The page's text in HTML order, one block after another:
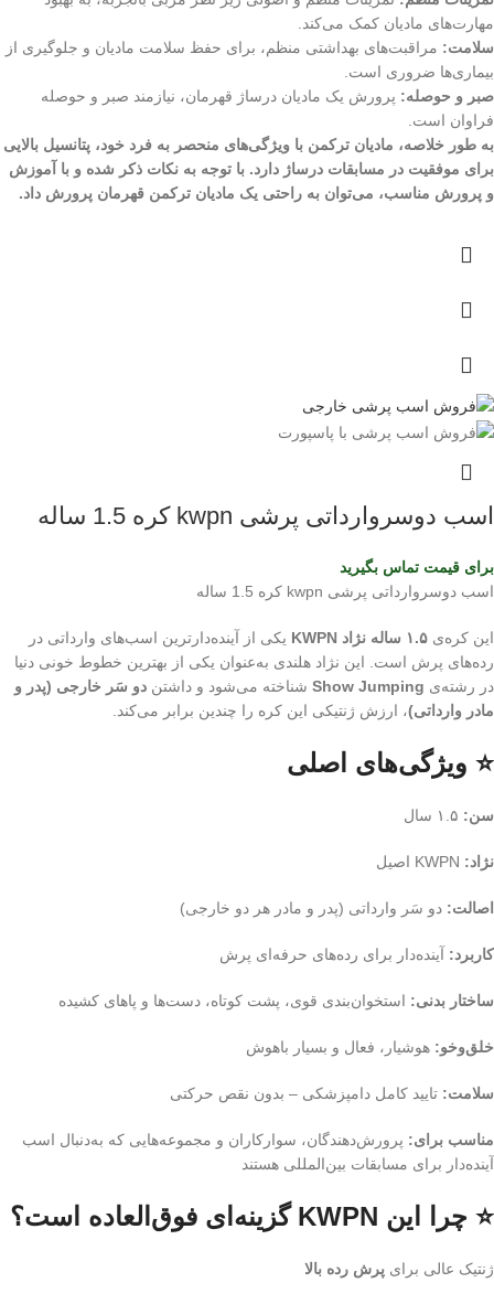
مهارت‌های مادیان کمک می‌کند.
سلامت: مراقبت‌های بهداشتی منظم، برای حفظ سلامت مادیان و جلوگیری از
بیماری‌ها ضروری است.
صبر و حوصله: پرورش یک مادیان درساژ قهرمان، نیازمند صبر و حوصله
فراوان است.
به طور خلاصه، مادیان ترکمن با ویژگی‌های منحصر به فرد خود، پتانسیل بالایی
برای موفقیت در مسابقات درساژ دارد. با توجه به نکات ذکر شده و با آموزش
و پرورش مناسب، می‌توان به راحتی یک مادیان ترکمن قهرمان پرورش داد.
اسب دوسروارداتی پرشی kwpn کره 1.5 ساله
برای قیمت تماس بگیرید
اسب دوسروارداتی پرشی kwpn کره 1.5 ساله
این کره‌ی ۱.۵ ساله نژاد KWPN
یکی از آینده‌دارترین اسب‌های وارداتی در
رده‌های پرش است. این نژاد هلندی به‌عنوان یکی از بهترین خطوط خونی دنیا
در رشته‌ی Show Jumping شناخته می‌شود و داشتن دو سَر خارجی (پدر و
مادر وارداتی)، ارزش ژنتیکی این کره را چندین برابر می‌کند.
⭐ ویژگی‌های اصلی
سن:
نژاد:
اصالت: دو سَر وارداتی (پدر و مادر هر دو خارجی)
کاربرد: آینده‌دار برای رده‌های حرفه‌ای پرش
ساختار بدنی: استخوان‌بندی قوی، پشت کوتاه، دست‌ها و پاهای کشیده
خلق‌وخو: هوشیار، فعال و بسیار باهوش
سلامت: تایید کامل دامپزشکی – بدون نقص حرکتی
مناسب برای: پرورش‌دهندگان، سوارکاران و مجموعه‌هایی که به‌دنبال اسب
آینده‌دار برای مسابقات بین‌المللی هستند
⭐ چرا این KWPN گزینه‌ای فوق‌العاده است؟
ژنتیک عالی برای پرش رده بالا